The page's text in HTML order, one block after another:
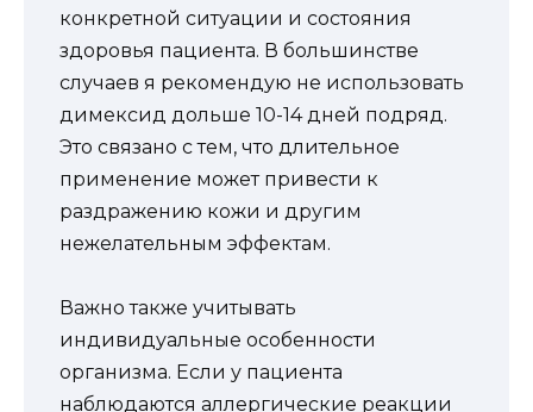
конкретной ситуации и состояния
здоровья пациента. В большинстве
случаев я рекомендую не использовать
димексид дольше 10-14 дней подряд.
Это связано с тем, что длительное
применение может привести к
раздражению кожи и другим
нежелательным эффектам.
Важно также учитывать
индивидуальные особенности
организма. Если у пациента
наблюдаются аллергические реакции